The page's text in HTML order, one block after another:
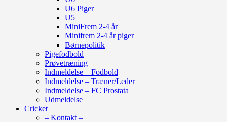
U6 Piger
U5
MiniFrem 2-4 år
Minifrem 2-4 år piger
Børnepolitik
Pigefodbold
Prøvetræning
Indmeldelse – Fodbold
Indmeldelse – Træner/Leder
Indmeldelse – FC Prostata
Udmeldelse
Cricket
– Kontakt –